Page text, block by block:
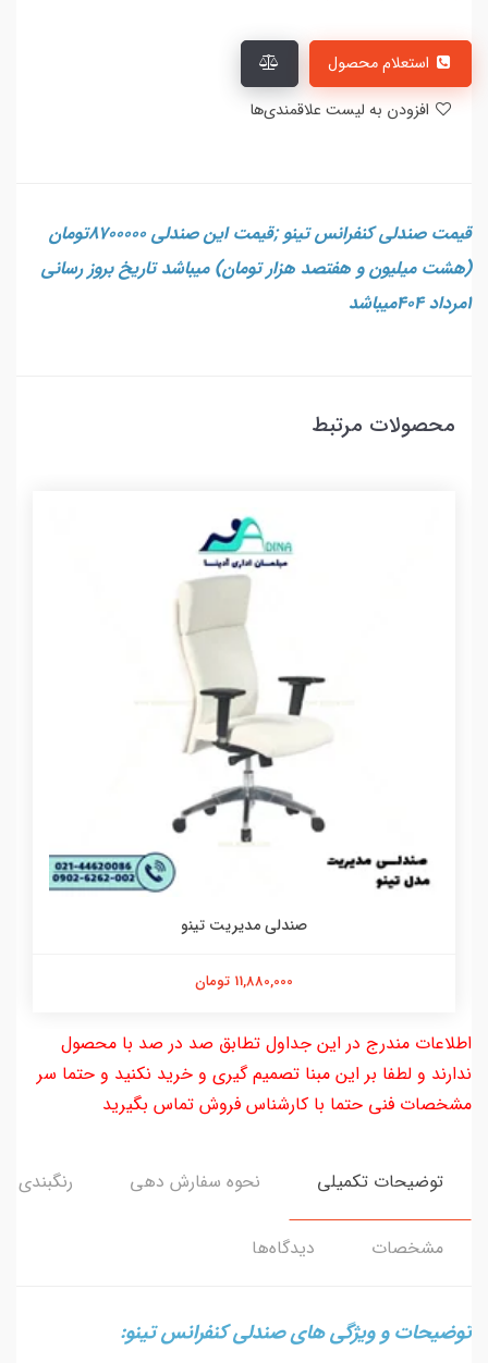
قیمت صندلی کنفرانس تینو ;قیمت این صندلی 8700000تومان
(هشت میلیون و هفتصد هزار تومان) میباشد تاریخ بروز رسانی
1مرداد 404میباشد
محصولات مرتبط
صندلی مدیریت تینو
11,880,000 تومان
اطلاعات مندرج در این جداول تطابق صد در صد با محصول
ندارند و لطفا بر این مبنا تصمیم گیری و خرید نکنید و حتما سر
مشخصات فنی حتما با کارشناس فروش تماس بگیرید
توضیحات تکمیلی نحوه سفارش دهی رنگبندی
مشخصات دیدگاه‌ها
توضیحات و ویژگی های صندلی کنفرانس تینو: